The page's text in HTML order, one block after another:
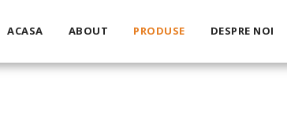
ACASA ABOUT PRODUSE DESPRE NOI